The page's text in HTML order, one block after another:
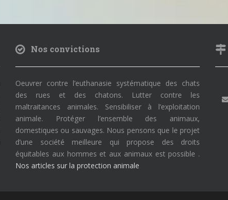
Nos convictions
Oeuvrer contre l’euthanasie systématique des chats
des rues et des chatons. Lutter contre les
maltraitances animales. Sensibiliser à l’exploitation
animale. Protéger l’ensemble des animaux,
domestiques ou sauvages. Nous pensons que le projet
d’une société meilleure qui propose des droits
équitables aux hommes et aux animaux est possible .
Nos articles sur la protection animale